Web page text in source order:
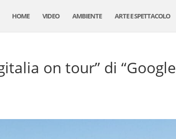
HOME VIDEO AMBIENTE ARTE E SPETTACOLO
on tour” di “Google